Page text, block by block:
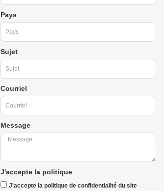
Pays
Sujet
Courriel
Message
J'accepte la politique
J'accepte la politique de confidentialité du site